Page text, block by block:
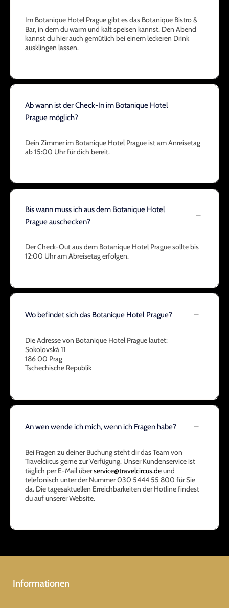
Im Botanique Hotel Prague gibt es das Botanique Bistro &
Bar, in dem du warm und kalt speisen kannst. Den Abend
kannst du hier auch gemütlich bei einem leckeren Drink
ausklingen lassen.
Ab wann ist der Check-In im Botanique Hotel
Prague möglich?
Dein Zimmer im Botanique Hotel Prague ist am Anreisetag
ab 15:00 Uhr für dich bereit.
Bis wann muss ich aus dem Botanique Hotel
Prague auschecken?
Der Check-Out aus dem Botanique Hotel Prague sollte bis
12:00 Uhr am Abreisetag erfolgen.
Wo befindet sich das Botanique Hotel Prague?
Die Adresse von Botanique Hotel Prague lautet:
Sokolovská 11
186 00 Prag
Tschechische Republik
An wen wende ich mich, wenn ich Fragen habe?
Bei Fragen zu deiner Buchung steht dir das Team von
Travelcircus gerne zur Verfügung. Unser Kundenservice ist
täglich per E-Mail überservice@travelcircus.deund
telefonisch unter der Nummer 030 5444 55 800 für Sie
da. Die tagesaktuellen Erreichbarkeiten der Hotline findest
du auf unserer Website.
Informationen